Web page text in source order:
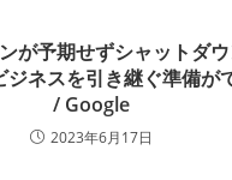
が予期せずシャットダ
ネスを引き継ぐ準備が
/ Google
2023年6月17日